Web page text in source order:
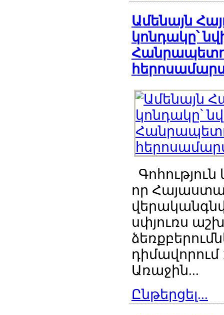
Ամենայն
կոնդակը՝
որ
սփյուռս
Առաջին...
Ընթերցել...